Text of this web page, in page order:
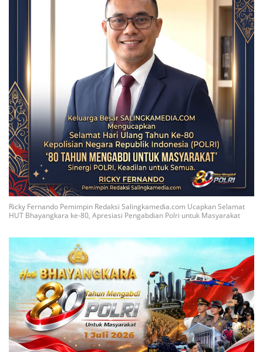
Ricky Fernando Pemimpin Redaksi Salingkamedia.com Ucapkan Selamat
HUT Bhayangkara ke-80, Apresiasi Pengabdian Polri untuk Masyarakat